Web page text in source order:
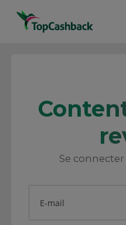
Se
E-mail